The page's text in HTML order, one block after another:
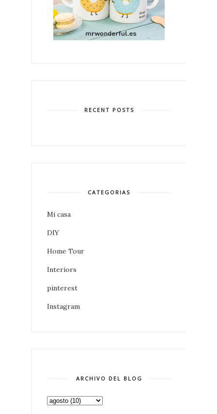
RECENT POSTS
CATEGORIAS
Mi casa
DIY
Home Tour
Interiors
pinterest
Instagram
ARCHIVO DEL BLOG